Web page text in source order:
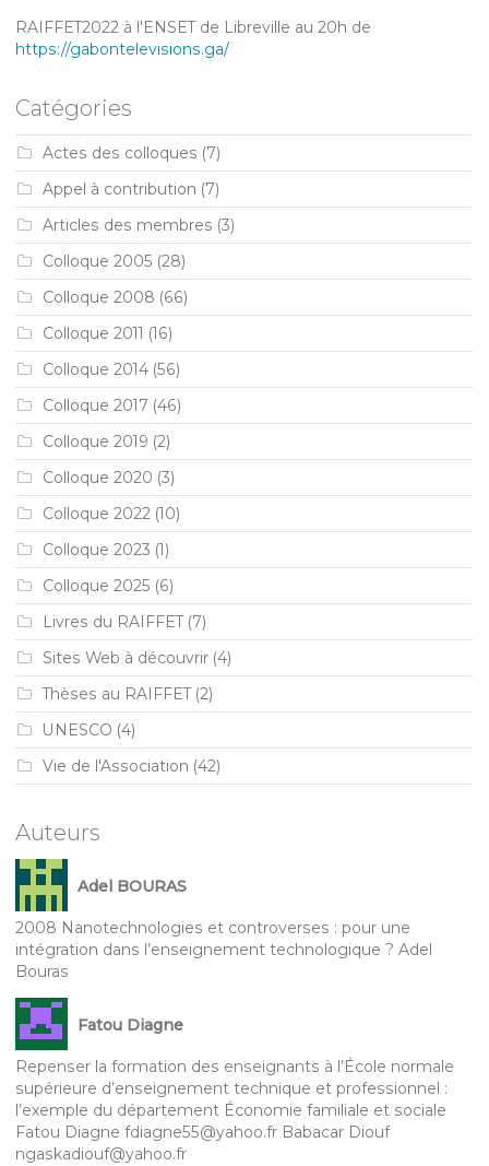
RAIFFET2022 à l'ENSET de Libreville au 20h de
https://gabontelevisions.ga/
Catégories
Actes des colloques (7)
Appel à contribution (7)
Articles des membres (3)
Colloque 2005 (28)
Colloque 2008 (66)
Colloque 2011 (16)
Colloque 2014 (56)
Colloque 2017 (46)
Colloque 2019 (2)
Colloque 2020 (3)
Colloque 2022 (10)
Colloque 2023 (1)
Colloque 2025 (6)
Livres du RAIFFET(7)
Sites Web à découvrir (4)
Thèses au RAIFFET(2)
UNESCO (4)
Vie de l'Association (42)
Auteurs
Adel BOURAS
2008 Nanotechnologies et controverses : pour une
intégration dans l’enseignement technologique ? Adel
Bouras
Fatou Diagne
Repenser la formation des enseignants à l’École normale
supérieure d’enseignement technique et professionnel :
l’exemple du département Économie familiale et sociale
Fatou Diagne fdiagne55@yahoo.fr Babacar Diouf
ngaskadiouf@yahoo.fr